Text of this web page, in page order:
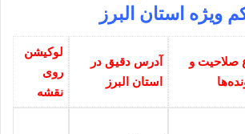
ویژه‌ استان البرز
صلاحیت و
آدرس دقیق در
استان البرز
لوکیشن
روی
نقشه